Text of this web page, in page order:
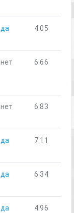
да 4.05
нет 6.66
нет 6.83
да 7.11
да 6.34
да 4.96